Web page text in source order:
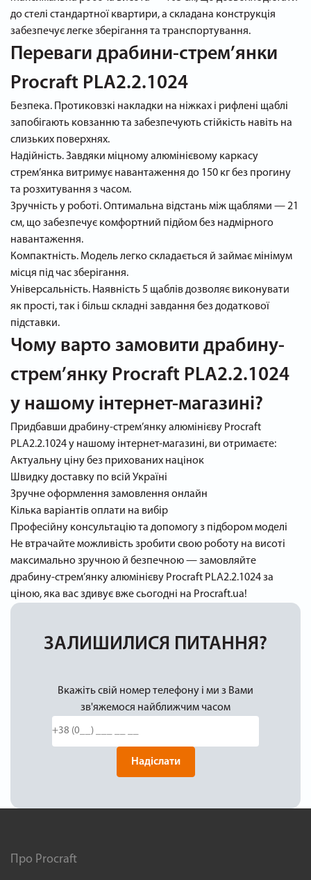
до стелі стандартної квартири, а складана конструкція
забезпечує легке зберігання та транспортування.
Переваги драбини-стрем’янки
Procraft PLA2.2.1024
Безпека. Протиковзкі накладки на ніжках і рифлені щаблі
запобігають ковзанню та забезпечують стійкість навіть на
слизьких поверхнях.
Надійність. Завдяки міцному алюмінієвому каркасу
стрем’янка витримує навантаження до 150 кг без прогину
та розхитування з часом.
Зручність у роботі. Оптимальна відстань між щаблями — 21
см, що забезпечує комфортний підйом без надмірного
навантаження.
Компактність. Модель легко складається й займає мінімум
місця під час зберігання.
Універсальність. Наявність 5 щаблів дозволяє виконувати
як прості, так і більш складні завдання без додаткової
підставки.
Чому варто замовити драбину-
стрем’янку Procraft PLA2.2.1024
у нашому інтернет-магазині?
Придбавши драбину-стрем’янку алюмінієву Procraft
PLA2.2.1024 у нашому інтернет-магазині, ви отримаєте:
Актуальну ціну без прихованих націнок
Швидку доставку по всій Україні
Зручне оформлення замовлення онлайн
Кілька варіантів оплати на вибір
Професійну консультацію та допомогу з підбором моделі
Не втрачайте можливість зробити свою роботу на висоті
максимально зручною й безпечною — замовляйте
драбину-стрем’янку алюмінієву Procraft PLA2.2.1024 за
ціною, яка вас здивує вже сьогодні на Procraft.ua!
ЗАЛИШИЛИСЯ ПИТАННЯ?
Вкажіть свій номер телефону і ми з Вами
зв'яжемося найближчим часом
Надіслати
Про Procraft